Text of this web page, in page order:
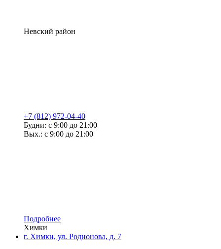
Невский район
+7 (812) 972-04-40
Будни: с 9:00 до 21:00
Вых.: с 9:00 до 21:00
Подробнее
Химки
г. Химки, ул. Родионова, д. 7